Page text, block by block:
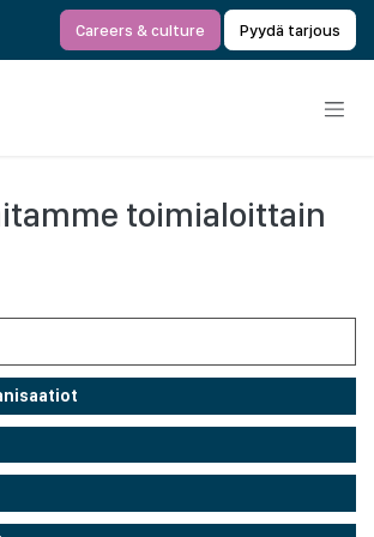
Careers & culture Pyydä tarjous
toimialoittain